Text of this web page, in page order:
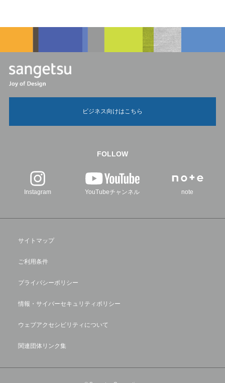
ビジネス向けはこちら
FOLLOW
Instagram YouTubeチャンネル note
サイトマップ
ご利用条件
プライバシーポリシー
情報・サイバーセキュリティポリシー
ウェブアクセシビリティについて
関連団体リンク集